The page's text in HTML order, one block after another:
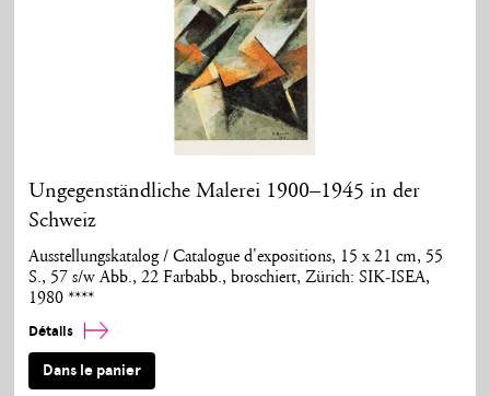
Ungegenständliche Malerei 1900–1945 in der
Schweiz
Ausstellungskatalog / Catalogue d'expositions, 15 x 21 cm, 55
S., 57 s/w Abb., 22 Farbabb., broschiert, Zürich: SIK-ISEA,
1980 ****
Détails
Dans le panier